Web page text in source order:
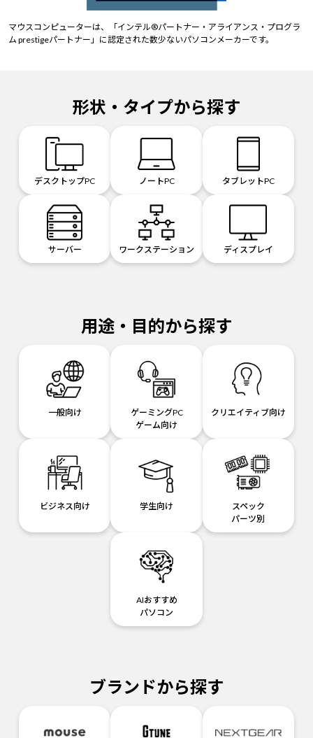
マウスコンピューターは、「インテル®パートナー・アライアンス・プログラ
ム prestigeパートナー」に認定された数少ないパソコンメーカーです。
形状・タイプから探す
デスクトップPC ノートPC タブレットPC
サーバー ワークステーション ディスプレイ
用途・目的から探す
一般向け
ゲーミングPC
ゲーム向け
クリエイティブ向け
ビジネス向け 学生向け
スペック
パーツ別
AIおすすめ
パソコン
ブランドから探す